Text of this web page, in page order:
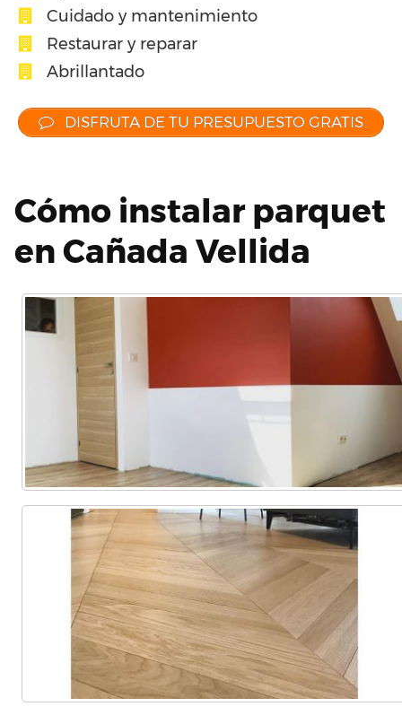
Cuidado y mantenimiento
Restaurar y reparar
Abrillantado
DISFRUTA DE TU PRESUPUESTO GRATIS
Cómo instalar parquet
en Cañada Vellida